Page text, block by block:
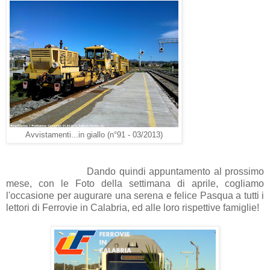
Avvistamenti...in giallo (n°91 - 03/2013)
Dando quindi appuntamento al prossimo
mese, con le Foto della settimana di aprile, cogliamo
l'occasione per augurare una serena e felice Pasqua a tutti i
lettori di Ferrovie in Calabria, ed alle loro rispettive famiglie!